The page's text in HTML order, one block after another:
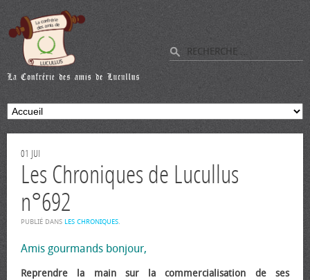
01 JUI
Les Chroniques de Lucullus
n°692
PUBLIÉ DANS LES CHRONIQUES.
Amis gourmands bonjour,
Reprendre la main sur la commercialisation de ses